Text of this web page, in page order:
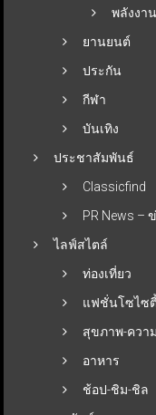
พลังงาน
ยานยนต์
ประกัน
กีฬา
บันเทิง
ประชาสัมพันธ์
Classicfind
PR News –
ไลฟ์สไตล์
ท่องเที่ยว
แฟชั่นโซไซ
สุขภาพ-ควา
อาหาร
ช้อป-ชิม-ชิล